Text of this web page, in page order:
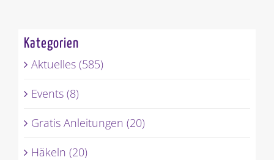
Kategorien
Aktuelles (585)
Events (8)
Gratis Anleitungen (20)
Häkeln (20)